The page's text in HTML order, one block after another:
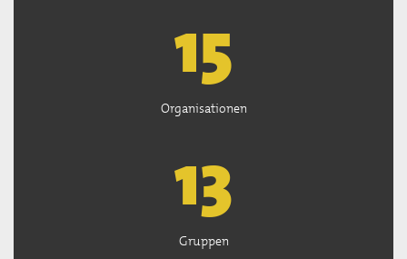
15
Organisationen
13
Gruppen